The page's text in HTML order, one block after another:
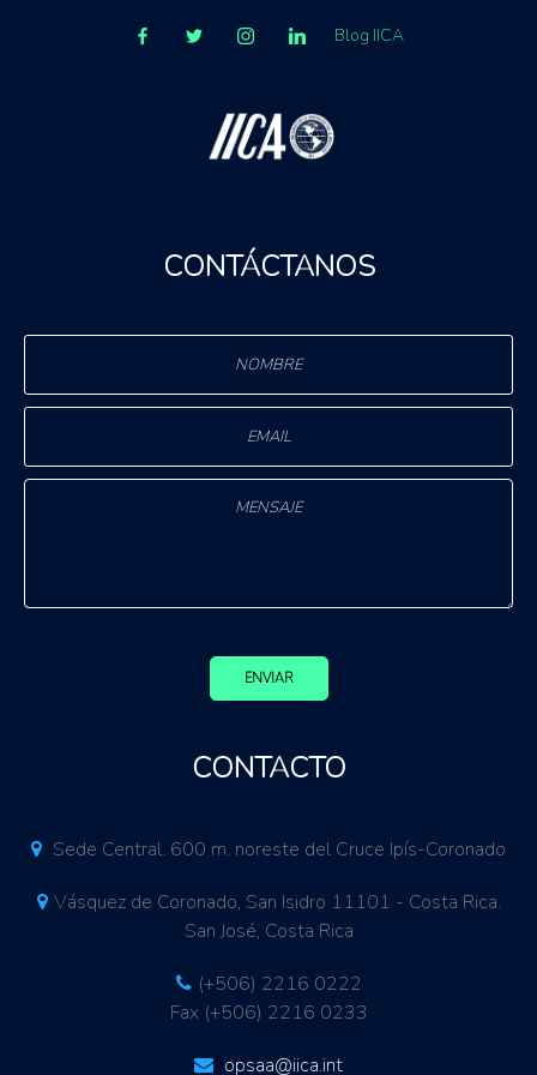
Blog IICA
CONTÁCTANOS
ENVIAR
CONTACTO
Sede Central. 600 m. noreste del Cruce Ipís-Coronado
Vásquez de Coronado, San Isidro 11101 - Costa Rica.
San José, Costa Rica
(+506) 2216 0222
Fax (+506) 2216 0233
opsaa@iica.int